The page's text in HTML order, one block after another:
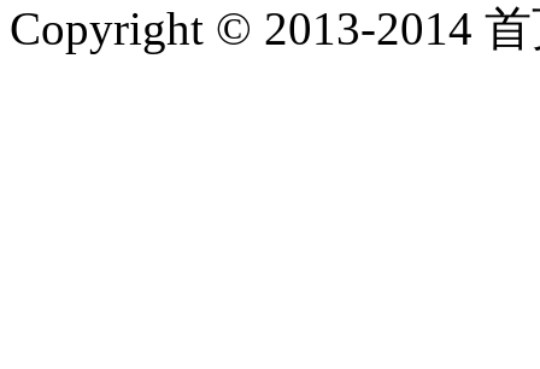
Copyright © 2013-2014